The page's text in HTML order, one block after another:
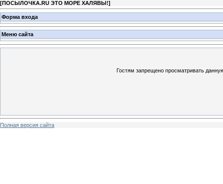
[ПОСЫЛОЧКА.RU ЭТО МОРЕ ХАЛЯВЫ!]
Форма входа
Меню сайта
Гостям запрещено просматривать
Полная версия сайта